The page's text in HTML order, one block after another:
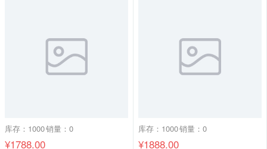
库存：1000销量：0
¥1788.00
库存：1000销量：0
¥1888.00